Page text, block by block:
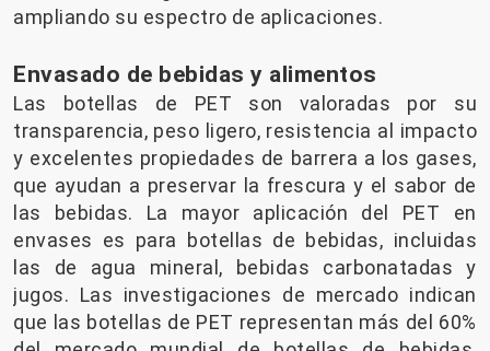
ampliando su espectro de aplicaciones.
Envasado de bebidas y alimentos
Las botellas de PET son valoradas por su
transparencia, peso ligero, resistencia al impacto
y excelentes propiedades de barrera a los gases,
que ayudan a preservar la frescura y el sabor de
las bebidas. La mayor aplicación del PET en
envases es para botellas de bebidas, incluidas
las de agua mineral, bebidas carbonatadas y
jugos. Las investigaciones de mercado indican
que las botellas de PET representan más del 60%